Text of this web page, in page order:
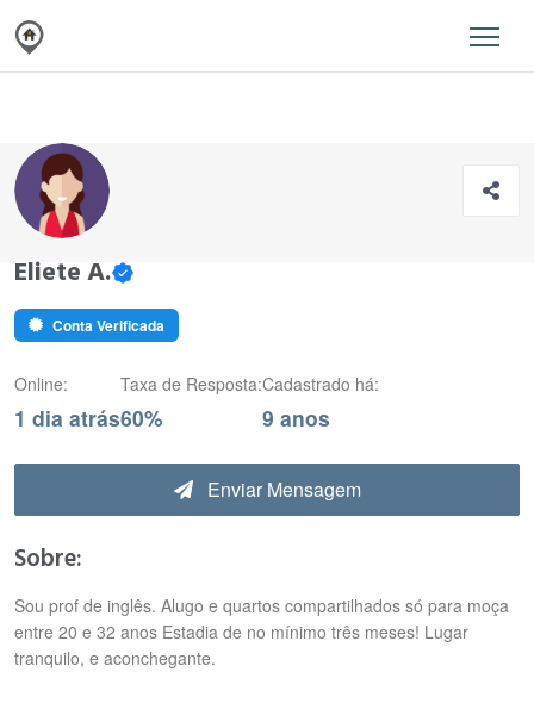
Eliete A.
Conta Verificada
Online:
1 dia atrás
Taxa de Resposta:
60%
Cadastrado há:
9 anos
Enviar Mensagem
Sobre:
Sou prof de inglês. Alugo e quartos compartilhados só para moça
entre 20 e 32 anos Estadia de no mínimo três meses! Lugar
tranquilo, e aconchegante.